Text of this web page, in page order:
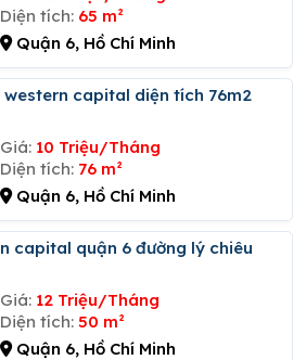
Diện tích: 65 m²
Quận 6, Hồ Chí Minh
Giá: 10 Triệu/Tháng
Diện tích: 76 m²
Quận 6, Hồ Chí Minh
Giá: 12 Triệu/Tháng
Diện tích: 50 m²
Quận 6, Hồ Chí Minh